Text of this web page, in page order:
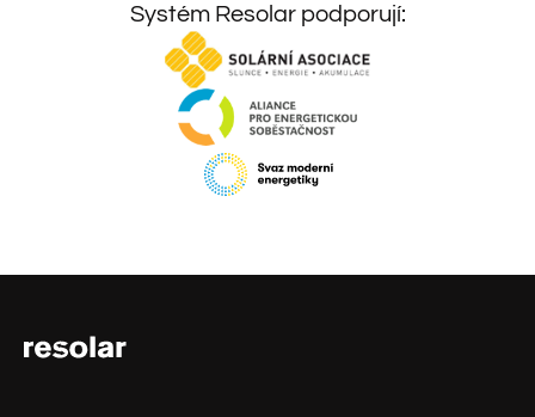
Systém Resolar podporují: